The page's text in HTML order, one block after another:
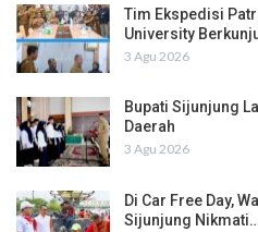
Tim Ekspedisi
University
3 Agu 2026
Bupati Sijunjung
Daerah
3 Agu 2026
Di Car Free Day,
Sijunjung Nikmati…